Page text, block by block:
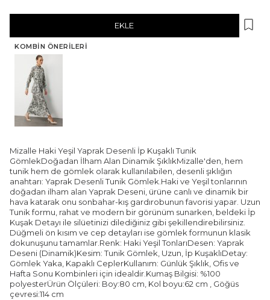
EKLE
KOMBIN ÖNERILERI
Mizalle Haki Yeşil Yaprak Desenli İp Kuşaklı Tunik
GömlekDoğadan İlham Alan Dinamik ŞıklıkMizalle'den, hem
tunik hem de gömlek olarak kullanılabilen, desenli şıklığın
anahtarı: Yaprak Desenli Tunik Gömlek.Haki ve Yeşil tonlarının
doğadan ilham alan Yaprak Deseni, ürüne canlı ve dinamik bir
hava katarak onu sonbahar-kış gardırobunun favorisi yapar. Uzun
Tunik formu, rahat ve modern bir görünüm sunarken, beldeki İp
Kuşak Detayı ile silüetinizi dilediğiniz gibi şekillendirebilirsiniz.
Düğmeli ön kısım ve cep detayları ise gömlek formunun klasik
dokunuşunu tamamlar.Renk: Haki Yeşil TonlarıDesen: Yaprak
Deseni (Dinamik)Kesim: Tunik Gömlek, Uzun, İp KuşaklıDetay:
Gömlek Yaka, Kapaklı CeplerKullanım: Günlük Şıklık, Ofis ve
Hafta Sonu Kombinleri için idealdir.Kumaş Bilgisi: %100
polyesterÜrün Ölçüleri: Boy:80 cm, Kol boyu:62 cm , Göğüs
çevresi:114 cm